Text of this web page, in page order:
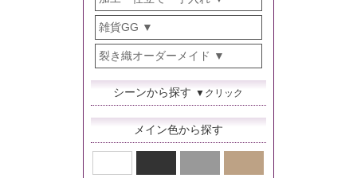
雑貨GG
裂き織オーダーメイド
シーンから探す ▼クリック
メイン色から探す